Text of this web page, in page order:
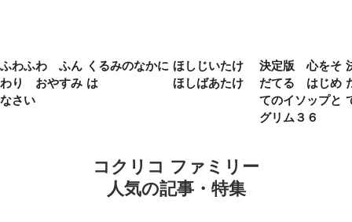
ふわふわ ふん
わり おやすみ
なさい
くるみのなかに
は
ほしじいたけ
ほしばあたけ
決定版 心をそ
だてる はじめ
てのイソップと
グリム３６
コクリコ ファミリー
人気の記事・特集